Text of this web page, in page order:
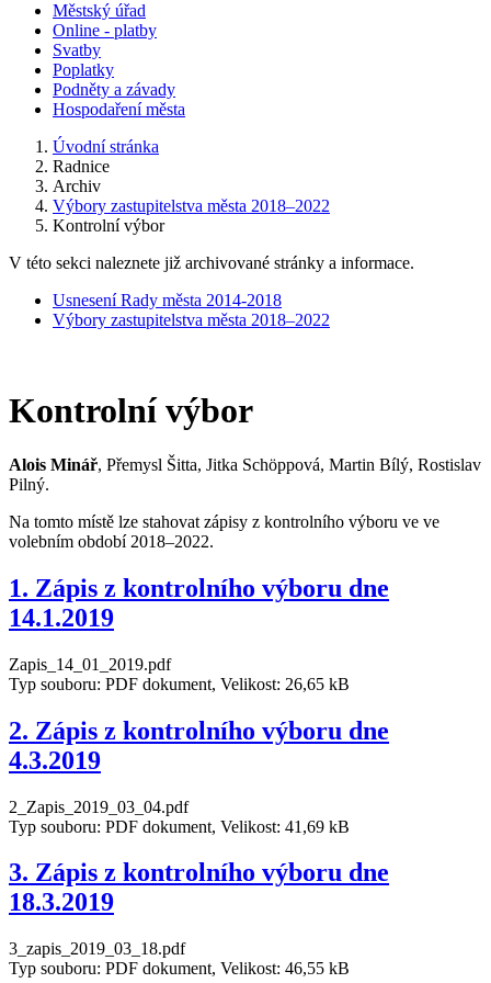
Městský úřad
Online - platby
Svatby
Poplatky
Podněty a závady
Hospodaření města
Úvodní stránka
Radnice
Archiv
Výbory zastupitelstva města 2018–2022
Kontrolní výbor
V této sekci naleznete již archivované stránky a informace.
Usnesení Rady města 2014-2018
Výbory zastupitelstva města 2018–2022
Kontrolní výbor
Alois Minář, Přemysl Šitta, Jitka Schöppová, Martin Bílý, Rostislav
Pilný.
Na tomto místě lze stahovat zápisy z kontrolního výboru ve ve
volebním období 2018–2022.
1. Zápis z kontrolního výboru dne
14.1.2019
Zapis_14_01_2019.pdf
Typ souboru: PDF dokument, Velikost: 26,65 kB
2. Zápis z kontrolního výboru dne
4.3.2019
2_Zapis_2019_03_04.pdf
Typ souboru: PDF dokument, Velikost: 41,69 kB
3. Zápis z kontrolního výboru dne
18.3.2019
3_zapis_2019_03_18.pdf
Typ souboru: PDF dokument, Velikost: 46,55 kB